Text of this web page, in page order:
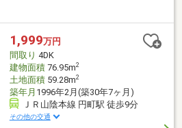
学校 ☆━━□仁和小学校…徒歩
ワンポイントリフォーム までお任
1,999万円
間取り 4DK
建物面積76.95m2
土地面積59.28m2
築年月 1996年2月(築30年7ヶ月)
ＪＲ山陰本線 円町駅 徒歩9分
その他の交通